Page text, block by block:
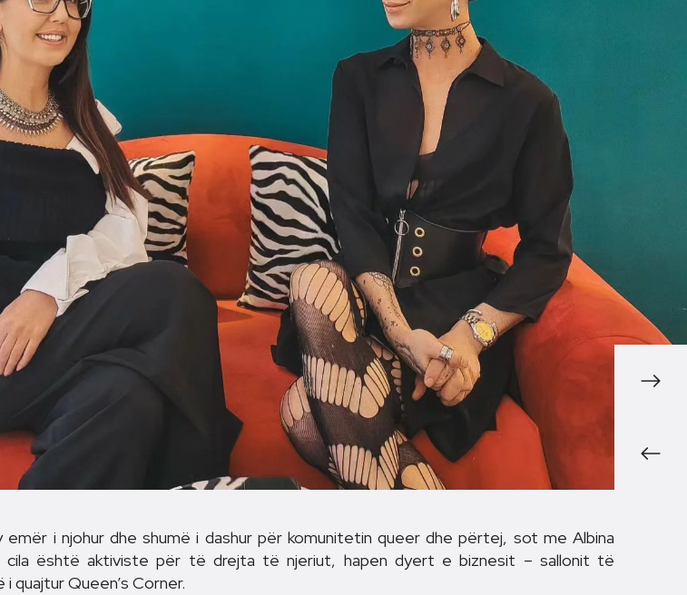
emër i njohur dhe shumë i dashur për komunitetin queer dhe përtej, sot me Albina
cila është aktiviste për të drejta të njeriut, hapen dyert e biznesit – sallonit të
i quajtur Queen’s Corner.